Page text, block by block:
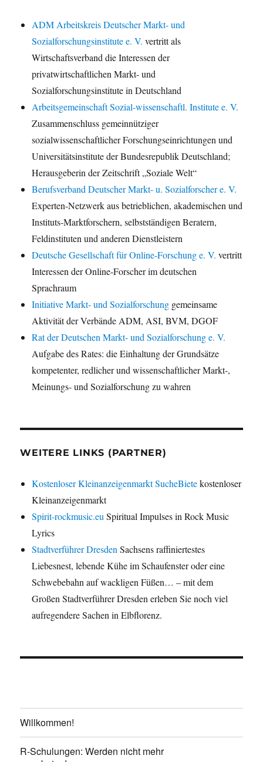
ADM Arbeitskreis Deutscher Markt- und
Sozialforschungsinstitute e. V. vertritt als
Wirtschaftsverband die Interessen der
privatwirtschaftlichen Markt- und
Sozialforschungsinstitute in Deutschland
Arbeitsgemeinschaft Sozial-wissenschaftl. Institute e. V.
Zusammenschluss gemeinnütziger
sozialwissenschaftlicher Forschungseinrichtungen und
Universitätsinstitute der Bundesrepublik Deutschland;
Herausgeberin der Zeitschrift „Soziale Welt“
Berufsverband Deutscher Markt- u. Sozialforscher e. V.
Experten-Netzwerk aus betrieblichen, akademischen und
Instituts-Marktforschern, selbstständigen Beratern,
Feldinstituten und anderen Dienstleistern
Deutsche Gesellschaft für Online-Forschung e. V. vertritt
Interessen der Online-Forscher im deutschen
Sprachraum
Initiative Markt- und Sozialforschung gemeinsame
Aktivität der Verbände ADM, ASI, BVM, DGOF
Rat der Deutschen Markt- und Sozialforschung e. V.
Aufgabe des Rates: die Einhaltung der Grundsätze
kompetenter, redlicher und wissenschaftlicher Markt-,
Meinungs- und Sozialforschung zu wahren
WEITERE LINKS (PARTNER)
Kostenloser Kleinanzeigenmarkt SucheBietekostenloser
Kleinanzeigenmarkt
Spirit-rockmusic.eu Spiritual Impulses in Rock Music
Lyrics
Stadtverführer Dresden Sachsens raffiniertestes
Liebesnest, lebende Kühe im Schaufenster oder eine
Schwebebahn auf wackligen Füßen… – mit dem
Großen Stadtverführer Dresden erleben Sie noch viel
aufregendere Sachen in Elbflorenz.
Willkommen!
R-Schulungen: Werden nicht mehr